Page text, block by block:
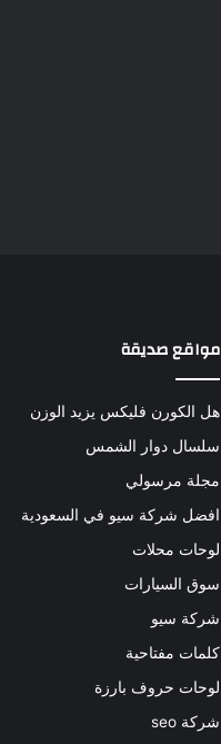
مواقع صديقة
هل الكورن فليكس يزيد الوزن
سلسال دوار الشمس
مجلة مرسولي
افضل شركة سيو في السعودية
لوحات محلات
سوق السيارات
شركة سيو
كلمات مفتاحية
لوحات حروف بارزة
شركة seo